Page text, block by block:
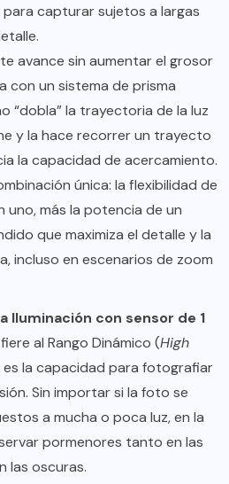
capturar sujetos a largas
avance sin aumentar el grosor
con un sistema de prisma
“dobla” la trayectoria de la luz
y la hace recorrer un trayecto
la capacidad de acercamiento.
única: la flexibilidad de
más la potencia de un
que maximiza el detalle y la
incluso en escenarios de zoom
Iluminación con sensor de 1
al Rango Dinámico (High
es la capacidad para fotografiar
Sin importar si la foto se
a mucha o poca luz, en la
pormenores tanto en las
las oscuras.